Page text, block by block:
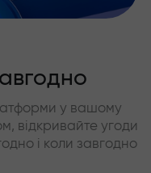
у вашому
відкривайте угоди
і коли завгодно